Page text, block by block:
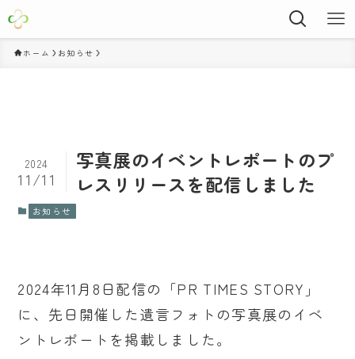
ホーム お知らせ
写真展のイベントレポートのプ
レスリリースを配信しました
2024
11/11
お知らせ
2024年11月8日配信の「PR TIMES STORY」
に、先日開催した遺言フォトの写真展のイベ
ントレポートを掲載しました。